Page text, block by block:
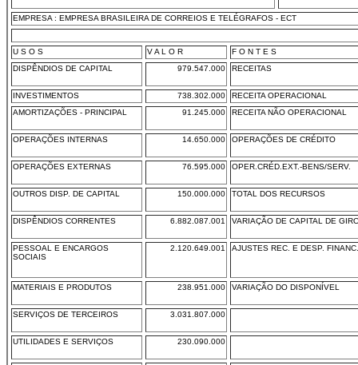
EMPRESA : EMPRESA BRASILEIRA DE CORREIOS E TELÉGRAFOS - ECT
U S O S V A L O R
F O N T E S
DISPÊNDIOS DE CAPITAL
979.547.000 RECEITAS
INVESTIMENTOS 738.302.000
RECEITA OPERACIONAL
AMORTIZAÇÕES - PRINCIPAL
91.245.000 RECEITA NÃO OPERACIONAL
OPERAÇÕES INTERNAS 14.650.000 OPERAÇÕES DE CRÉDITO
OPERAÇÕES EXTERNAS 76.595.000 OPER.CRÉD.EXT.-BENS/SERV.
OUTROS DISP. DE CAPITAL 150.000.000 TOTAL DOS RECURSOS
DISPÊNDIOS CORRENTES 6.882.087.001 VARIAÇÃO DE CAPITAL DE
PESSOAL E ENCARGOS
SOCIAIS
2.120.649.001 AJUSTES REC. E DESP. FINANC.
MATERIAIS E PRODUTOS 238.951.000 VARIAÇÃO DO DISPONÍVEL
SERVIÇOS DE TERCEIROS 3.031.807.000
UTILIDADES E SERVIÇOS 230.090.000